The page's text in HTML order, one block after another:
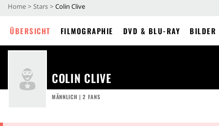
Home Stars Colin Clive
ÜBERSICHT FILMOGRAPHIE DVD & BLU-RAY BILDER
COLIN CLIVE
MÄNNLICH | 2 FANS